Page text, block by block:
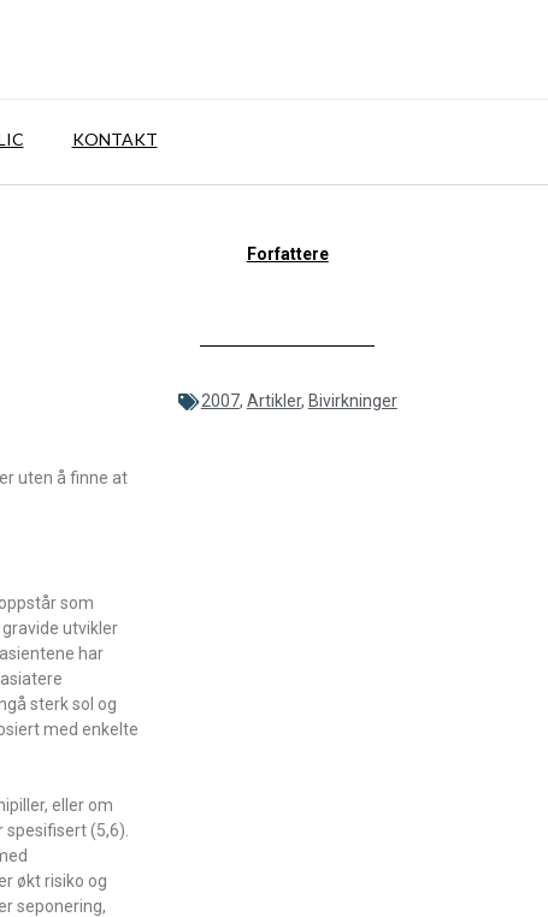
KONTAKT
uten å finne at
som
utvikler
har
sterk sol og
med enkelte
eller om
(5,6).
økt risiko og
seponering,
Forfattere
2007, Artikler, Bivirkninger